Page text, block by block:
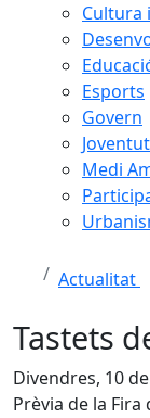
Cultura
Esports
Govern
Joventut
Medi
Actualitat
Tastets
Divendres, 10
Prèvia de la Fira